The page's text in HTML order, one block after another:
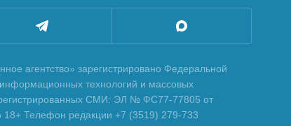
агентство» зарегистрировано Федеральной
технологий и массовых
СМИ: ЭЛ № ФС77-77805 от
18+ Телефон редакции +7 (3519) 279-733